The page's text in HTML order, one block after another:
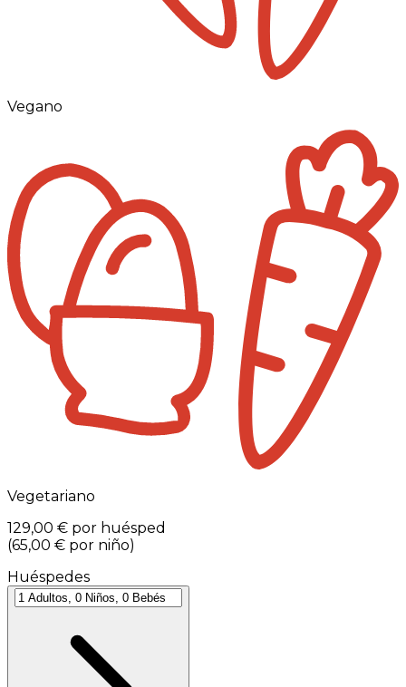
Vegano
Vegetariano
129,00 € por huésped
(65,00 € por niño)
Huéspedes